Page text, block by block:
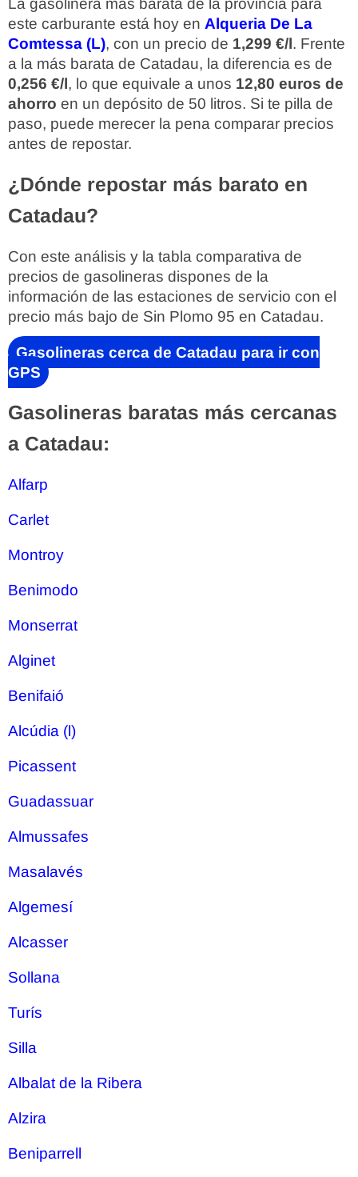
La gasolinera más barata de la provincia para
este carburante está hoy en Alqueria De La
Comtessa (L), con un precio de 1,299 €/l. Frente
a la más barata de Catadau, la diferencia es de
0,256 €/l, lo que equivale a unos 12,80 euros de
ahorro en un depósito de 50 litros. Si te pilla de
paso, puede merecer la pena comparar precios
antes de repostar.
¿Dónde repostar más barato en
Catadau?
Con este análisis y la tabla comparativa de
precios de gasolineras dispones de la
información de las estaciones de servicio con el
precio más bajo de Sin Plomo 95 en Catadau.
Gasolineras cerca de Catadau para ir con
GPS
Gasolineras baratas más cercanas
a Catadau:
Alfarp
Carlet
Montroy
Benimodo
Monserrat
Alginet
Benifaió
Alcúdia (l)
Picassent
Guadassuar
Almussafes
Masalavés
Algemesí
Alcasser
Sollana
Turís
Silla
Albalat de la Ribera
Alzira
Beniparrell